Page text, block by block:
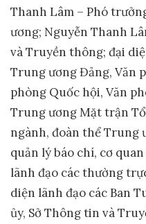
Thanh Lâm – Phó
ương; Nguyễn Thanh
và Truyền thông; đại
Trung ương Đảng, Văn
phòng Quốc hội, Văn
Trung ương Mặt trận Tổ
ngành, đoàn thể Trung
quản lý báo chí, cơ
lãnh đạo các thường
diện lãnh đạo các Ban
ủy, Sở Thông tin và